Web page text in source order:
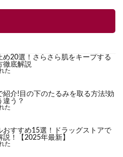
め20選！さらさら肌をキープする
徹底解説
た
紹介!目の下のたるみを取る方法!効
違う？
た
おすすめ15選！ドラッグストアで
！【2025年最新】
た